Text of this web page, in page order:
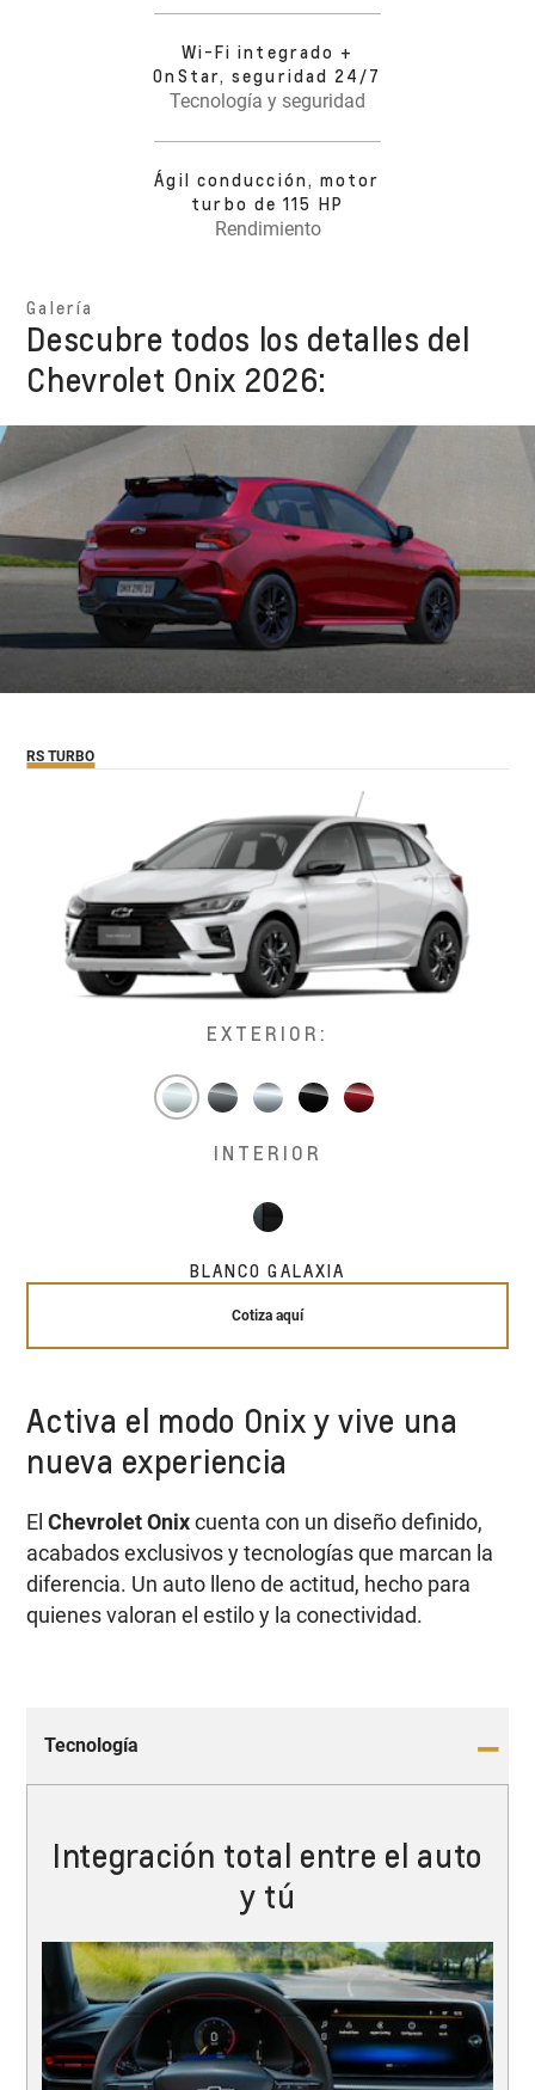
Wi-Fi integrado +
OnStar, seguridad 24/7
Tecnología y seguridad
Ágil conducción, motor
turbo de 115 HP
Rendimiento
Galería
Descubre todos los detalles del
Chevrolet Onix 2026:
RS TURBO
EXTERIOR:
INTERIOR
BLANCO GALAXIA
Cotiza aquí
Activa el modo Onix y vive una
nueva experiencia
ElChevrolet Onixcuenta con un diseño definido,
acabados exclusivos y tecnologías que marcan la
diferencia. Un auto lleno de actitud, hecho para
quienes valoran el estilo y la conectividad.
Tecnología
Integración total entre el auto
y tú